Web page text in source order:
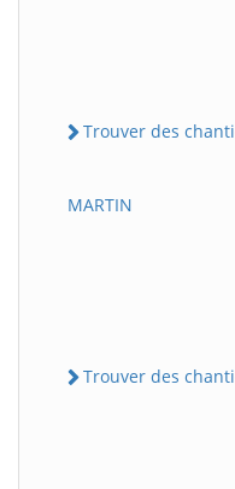
Trouver des
MARTIN
Trouver des